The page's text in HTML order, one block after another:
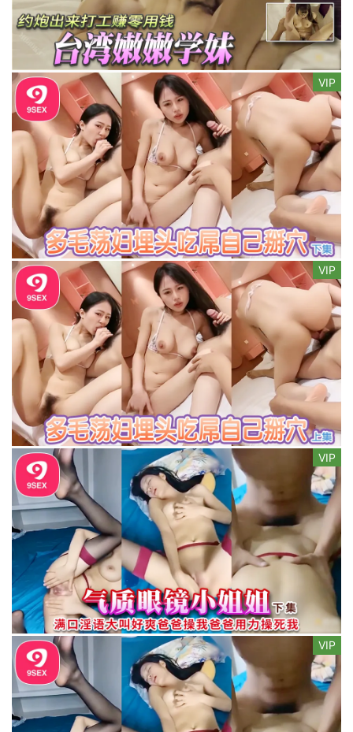
VIP
VIP
VIP
VIP